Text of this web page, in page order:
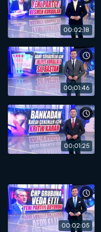
00:02:18
00:01:46
00:01:25
00:02:05